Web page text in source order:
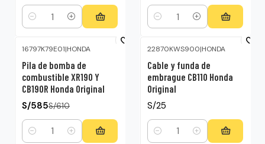
Cantidad Cantidad
16797K79E01|HONDA
Pila de bomba de
combustible XR190 Y
CB190R Honda Original
S/585S/610
Cantidad
22870KWS900|HONDA
Cable y funda de
embrague CB110 Honda
Original
S/25
Cantidad